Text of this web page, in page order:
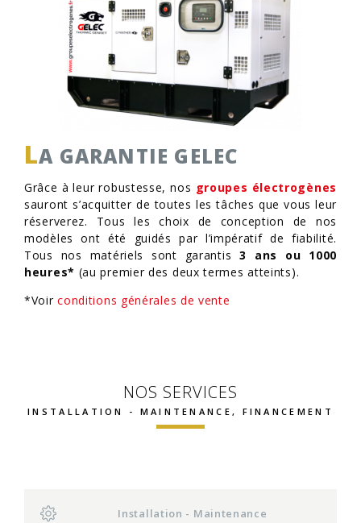
LA GARANTIE GELEC
Grâce à leur robustesse, nos groupes électrogènes
sauront s’acquitter de toutes les tâches que vous leur
réserverez. Tous les choix de conception de nos
modèles ont été guidés par l’impératif de fiabilité.
Tous nos matériels sont garantis3 ans ou 1000
heures* (au premier des deux termes atteints).
*Voirconditions générales de vente
NOS SERVICES
INSTALLATION - MAINTENANCE, FINANCEMENT
Installation - Maintenance